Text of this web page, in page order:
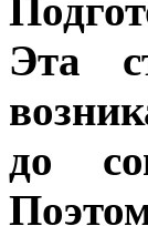
Эта
до